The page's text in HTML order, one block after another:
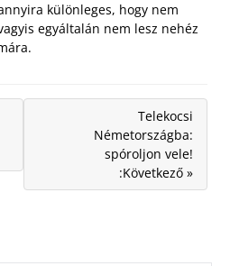
különleges, hogy nem
egyáltalán nem lesz nehéz
Telekocsi
Németországba:
spóroljon vele!
:Következő »